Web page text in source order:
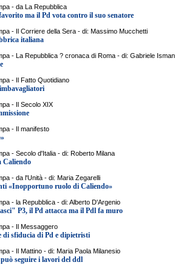
- da La Repubblica
ma il Pd vota contro il suo senatore
- Il Corriere della Sera - di: Massimo Mucchetti
italiana
- La Repubblica ? cronaca di Roma - di: Gabriele Isman
- Il Fatto Quotidiano
- Il Secolo XIX
- Il manifesto
- Secolo d'Italia - di: Roberto Milana
Caliendo
- da l'Unità - di: Maria Zegarelli
«Inopportuno ruolo di Caliendo»
- la Repubblica - di: Alberto D'Argenio
P3, il Pd attacca ma il Pdl fa muro
- Il Messaggero
di sfiducia di Pd e dipietristi
- Il Mattino - di: Maria Paola Milanesio
seguire i lavori del ddl